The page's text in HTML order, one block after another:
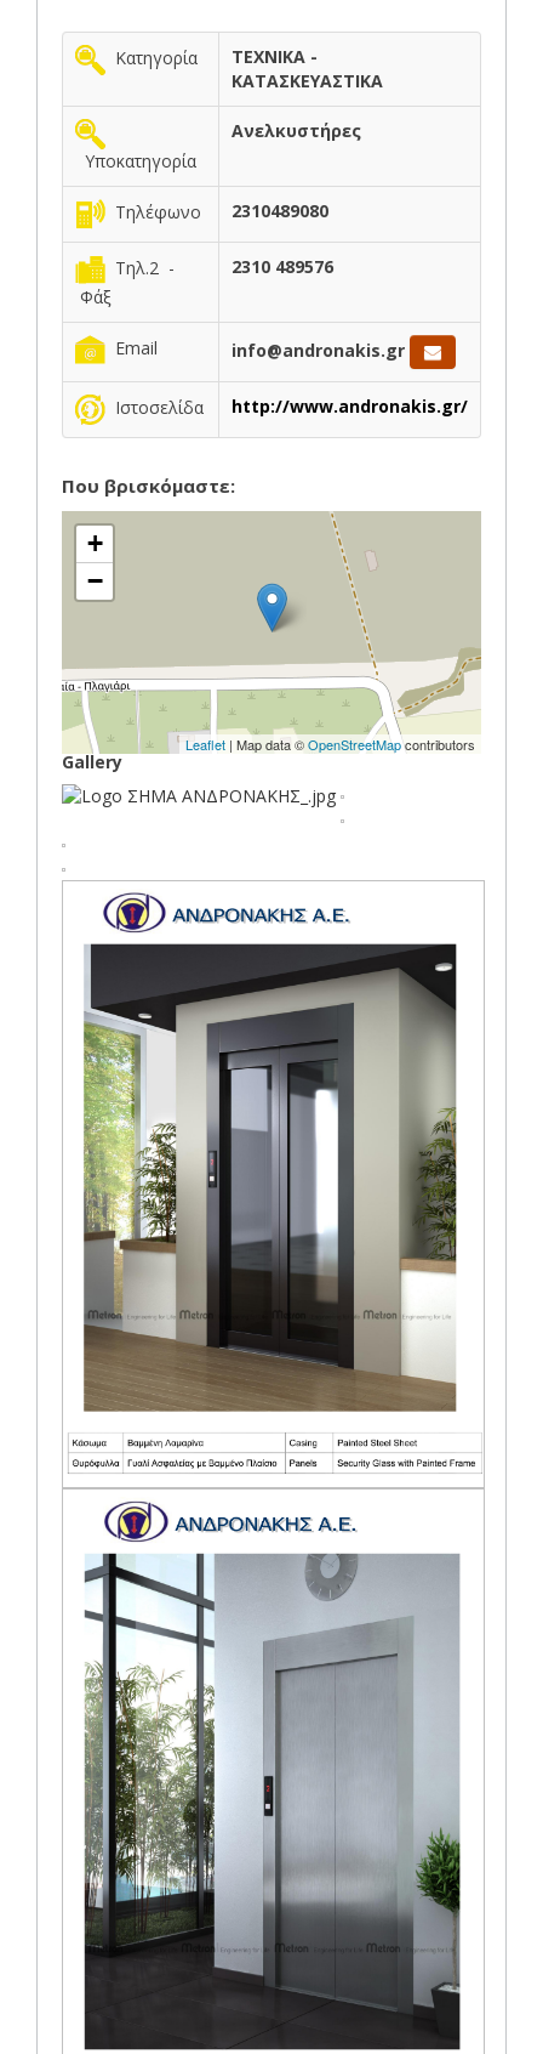
Κατηγορία
ΤΕΧΝΙΚΑ -
ΚΑΤΑΣΚΕΥΑΣΤΙΚΑ
Υποκατηγορία
Ανελκυστήρες
Τηλέφωνο 2310489080
Τηλ.2 -
Φάξ
2310 489576
Email info@andronakis.gr
Ιστοσελίδα http://www.andronakis.gr/
Που βρισκόμαστε:
+
−
Leaflet | Map data ©OpenStreetMapcontributors
Gallery